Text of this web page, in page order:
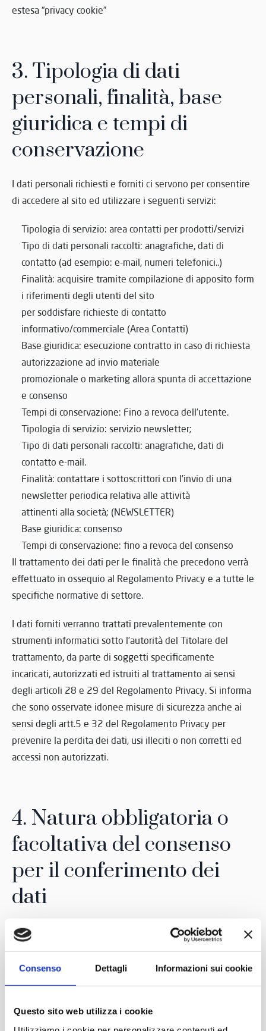
Consenso Dettagli Informazioni sui cookie
Questo sito web utilizza i cookie
estesa “privacy cookie”
3. Tipologia di dati
personali, finalità, base
giuridica e tempi di
conservazione
I dati personali richiesti e forniti ci servono per consentire
di accedere al sito ed utilizzare i seguenti servizi:
Tipologia di servizio: area contatti per prodotti/servizi
Tipo di dati personali raccolti: anagrafiche, dati di
contatto (ad esempio: e-mail, numeri telefonici..)
Finalità: acquisire tramite compilazione di apposito form
i riferimenti degli utenti del sito
per soddisfare richieste di contatto
informativo/commerciale (Area Contatti)
Base giuridica: esecuzione contratto in caso di richiesta
autorizzazione ad invio materiale
promozionale o marketing allora spunta di accettazione
e consenso
Tempi di conservazione: Fino a revoca dell’utente.
Tipologia di servizio: servizio newsletter;
Tipo di dati personali raccolti: anagrafiche, dati di
contatto e-mail.
Finalità: contattare i sottoscrittori con l’invio di una
newsletter periodica relativa alle attività
attinenti alla società; (NEWSLETTER)
Base giuridica: consenso
Tempi di conservazione: fino a revoca del consenso
Il trattamento dei dati per le finalità che precedono verrà
effettuato in ossequio al Regolamento Privacy e a tutte le
specifiche normative di settore.
I dati forniti verranno trattati prevalentemente con
strumenti informatici sotto l’autorità del Titolare del
trattamento, da parte di soggetti specificamente
incaricati, autorizzati ed istruiti al trattamento ai sensi
degli articoli 28 e 29 del Regolamento Privacy. Si informa
che sono osservate idonee misure di sicurezza anche ai
sensi degli artt.5 e 32 del Regolamento Privacy per
prevenire la perdita dei dati, usi illeciti o non corretti ed
accessi non autorizzati.
4. Natura obbligatoria o
facoltativa del consenso
per il conferimento dei
dati
Il conferimento dei dati è facoltativo ma in caso di
alcuni servizi previsiti dal nostro sito
5. In che ambito possiamo